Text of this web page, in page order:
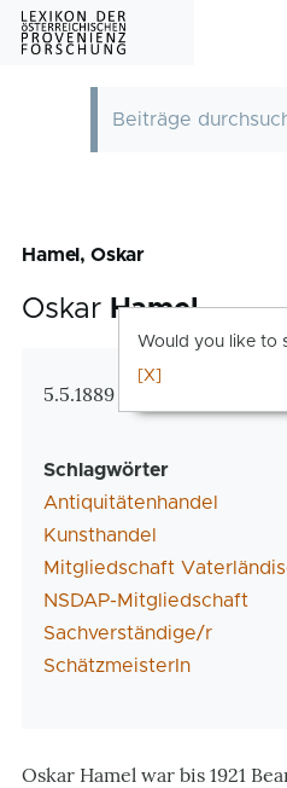
Skip to main content
Hamel, Oskar
Oskar Hamel
Zusatzinformationen
5.5.1889 Wien – 28.2.1946
Schlagwörter
Antiquitätenhandel
Kunsthandel
Mitgliedschaft
NSDAP-Mitgliedschaft
Sachverständige/r
SchätzmeisterIn
Oskar Hamel war bis 1921
Would you like to
[X]